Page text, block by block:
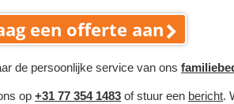
een offerte aan
de persoonlijke service van ons
op+31 77 354 1483 of stuur een bericht.